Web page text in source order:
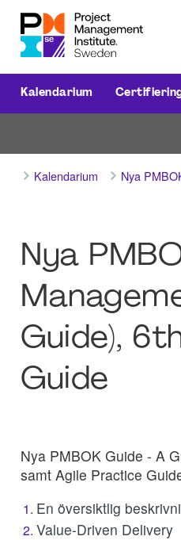
Kalendarium
Kalendarium Nya
Nya
Guide),
Guide
Nya PMBOK Guide - A
samt Agile Practice
En översiktlig
Value-Driven Delivery